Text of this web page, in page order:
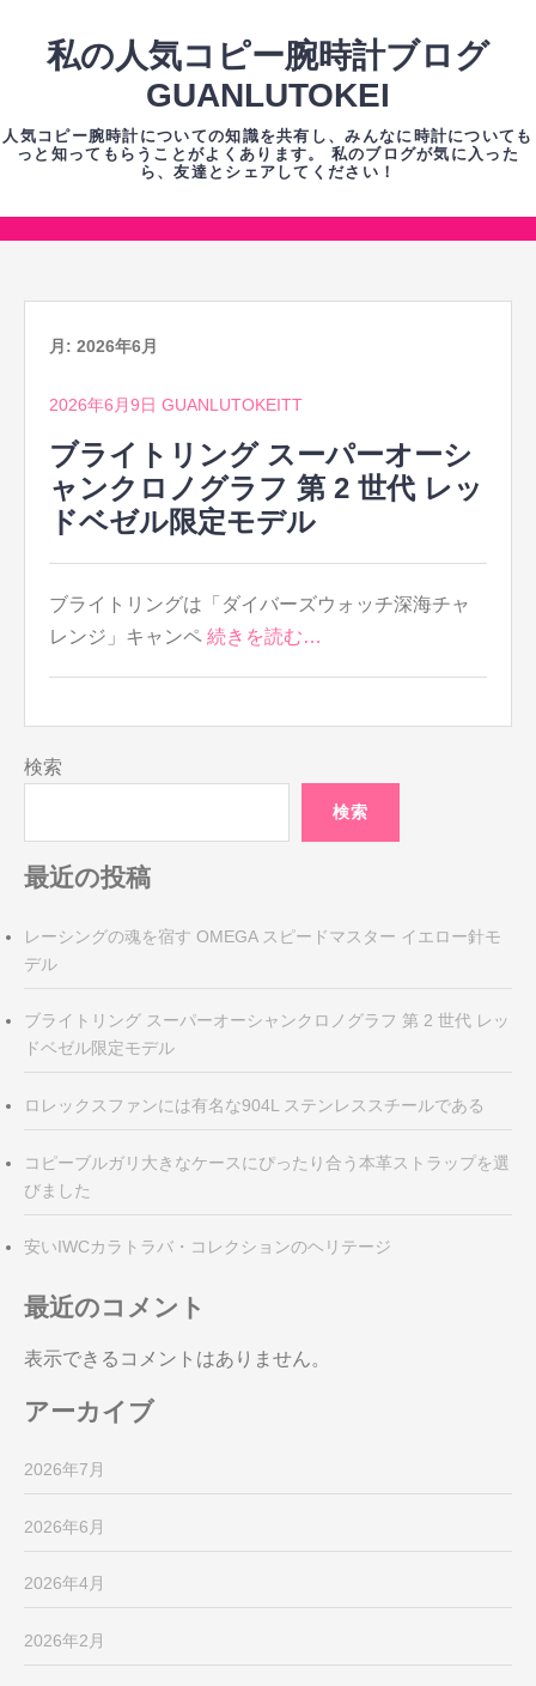
ツ
キ
私の人気コピー腕時計ブログ
GUANLUTOKEI
人気コピー腕時計についての知識を共有し、みんなに時計についても
っと知ってもらうことがよくあります。 私のブログが気に入った
ら、友達とシェアしてください！
コ
テ
月: 2026年6月
2026年6月9日 GUANLUTOKEITT
ブライトリング スーパーオーシ
ャンクロノグラフ 第 2 世代 レッ
ドベゼル限定モデル
ブライトリングは「ダイバーズウォッチ深海チャ
レンジ」キャンペ 続きを読む…
検索
検索
最近の投稿
レーシングの魂を宿す OMEGA スピードマスター イエロー針モ
デル
ブライトリング スーパーオーシャンクロノグラフ 第 2 世代 レッ
ドベゼル限定モデル
ロレックスファンには有名な904L ステンレススチールである
コピーブルガリ大きなケースにぴったり合う本革ストラップを選
びました
安いIWCカラトラバ・コレクションのヘリテージ
最近のコメント
表示できるコメントはありません。
アーカイブ
2026年7月
2026年6月
2026年4月
2026年2月